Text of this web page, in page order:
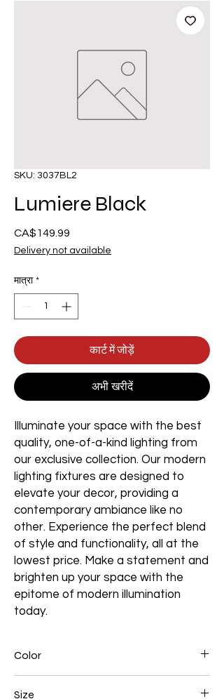
SKU: 3037BL2
Lumiere Black
CA$149.99
Delivery not available
मात्रा *
कार्ट में जोड़ें
अभी खरीदें
Illuminate your space with the best
quality, one-of-a-kind lighting from
our exclusive collection. Our modern
lighting fixtures are designed to
elevate your decor, providing a
contemporary ambiance like no
other. Experience the perfect blend
of style and functionality, all at the
lowest price. Make a statement and
brighten up your space with the
epitome of modern illumination
today.
Color
Size